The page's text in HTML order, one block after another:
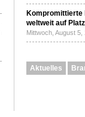
Kompromittierte
weltweit auf
Mittwoch, August
Aktuelles